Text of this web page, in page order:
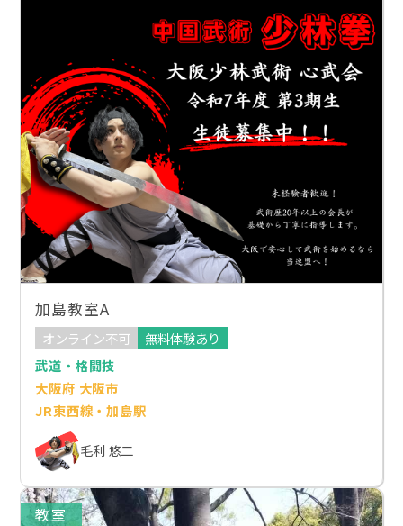
加島教室A
オンライン不可
無料体験あり
武道・格闘技
大阪府 大阪市
JR東西線・加島駅
毛利 悠二
教室